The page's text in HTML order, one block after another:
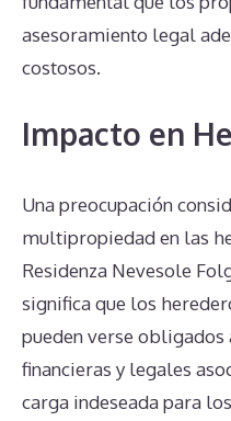
asesoramiento legal
costosos.
Impacto en
Una preocupación
multipropiedad en las
Residenza Nevesole
significa que los
pueden verse
financieras y legales
carga indeseada para